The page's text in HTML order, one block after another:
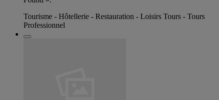
Tourisme - Hôtellerie - Restauration - Loisirs Tours - Tours
Professionnel